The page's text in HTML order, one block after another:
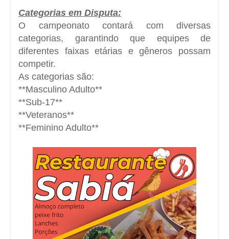
Categorias em Disputa:
O campeonato contará com diversas
categorias, garantindo que equipes de
diferentes faixas etárias e gêneros possam
competir.
As categorias são:
**Masculino Adulto**
**Sub-17**
**Veteranos**
**Feminino Adulto**